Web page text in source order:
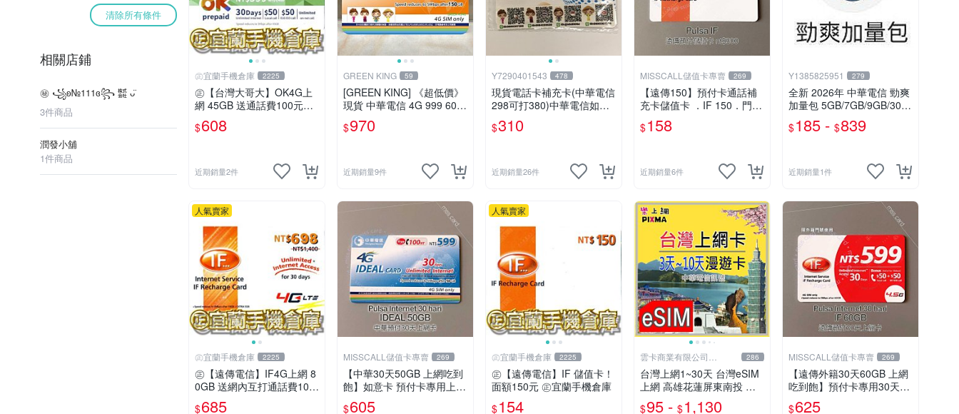
清除所有條件
相關店鋪
㊙ ꧁ʚ№111ɞ꧂ ㍿ ᴗ̈
3件商品
潤發小舖
1件商品
㊣宜蘭手機倉庫 2225
㊣【台灣大哥大】OK4G上
網 45GB 送通話費100元㊣
宜蘭手機倉庫
$608
近期銷量2件
GREEN KING 59
[GREEN KING] 《超低價》
現貨 中華電信 4G 999 60天
網路吃到飽 儲值卡 網卡 網
路儲值卡 上網卡 如意卡
$970
近期銷量9件
Y7290401543 478
現貨電話卡補充卡(中華電信
298可打380)中華電信如意
卡300+80中華電信380中華
如意卡
$310
近期銷量26件
MISSCALL儲值卡專賣 269
【遠傳150】預付卡通話補
充卡儲值卡 ．IF 150．門號
延展ifu⚡MissCall儲值卡專
賣
$158
近期銷量6件
Y1385825951 279
全新 2026年 中華電信 勁爽
加量包 5GB/7GB/9GB/30日
無限上網 月租型及預付卡門
號適用
$185 - $839
近期銷量1件
人氣賣家
㊣宜蘭手機倉庫 2225
㊣【遠傳電信】IF4G上網 8
0GB 送網內互打通話費10,0
00元㊣宜蘭手機倉庫
$685
MISSCALL儲值卡專賣 269
【中華30天50GB 上網吃到
飽】如意卡 預付卡專用上網
補充卡/儲值卡IDEAL599⚡M
$605
人氣賣家
㊣宜蘭手機倉庫 2225
㊣【遠傳電信】IF 儲值卡！
面額150元 ㊣宜蘭手機倉庫
$154
雲卡商業有限公司
(PIXMA)
286
台灣上網1~30天 台灣eSIM
上網 高雄花蓮屏東南投 台
北台中新竹 合歡山烏來墾丁
$95 - $1,130
MISSCALL儲值卡專賣 269
【遠傳外籍30天60GB 上網
吃到飽】預付卡專用30天上
網補充卡/儲值卡．Internet i
$625